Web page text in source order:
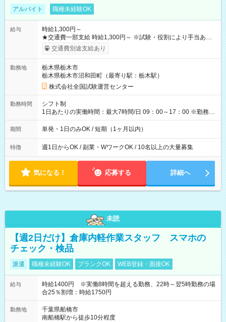
アルバイト 職種未経験OK
給与
時給1,300円～
★交通費一部支給 時給1,300円～ ※試験・役割により手当あり
※勤務回数により昇給あり 【即給（前払い）オプションあ
り！】 希望される場合、勤務から1週間ほどで給与の一部を受け
例】 ・河合塾模擬試験 8:30～17:30（休憩1時間） 時給1,300円
×8時間＝日収10,400円＋交通費 ※当日の役割により時給＋100
円の場合あり ・国家試験 7:00～13:30（休憩なし） 時給1,300
円（役割手当＋100円）×6時間＝日収8,400円＋交通費 【試用期
間】試用期間なし
交通費別途支給あり
勤務地
栃木県栃木市
栃木県栃木市沼和田町（最寄り駅：栃木駅）
株式会社全国試験運営センター
勤務時間
シフト制
1日あたりの実働時間：最大7時間/日 09：00～17：00 ※勤務時
間は 試験により異なります。
期間 単発・1日のみOK / 短期（1ヶ月以内）
特徴 週1日からOK / 副業・WワークOK / 10名以上の大量募集
気になる！ 応募する 詳細へ
未読
【週2日だけ】倉庫内軽作業スタッフ スマホの
チェック・検品
派遣 職種未経験OK ブランクOK WEB登録・面接OK
給与
時給1400円 ※実働8時間を超える勤務、22時～翌5時勤務の場
合25％割増：時給1750円
勤務地
千葉県船橋市
南船橋駅から徒歩10分程度